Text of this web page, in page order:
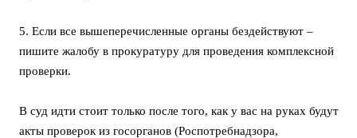
5. Если все вышеперечисленные органы бездействуют –
пишите жалобу в прокуратуру для проведения комплексной
проверки.
В суд идти стоит только после того, как у вас на руках будут
акты проверок из госорганов (Роспотребнадзора,